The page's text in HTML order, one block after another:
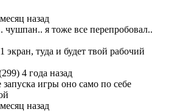
назад
чушпан.. я тоже все перепробовал..
туда и будет твой рабочий
4 года назад
игры оно само по себе
назад